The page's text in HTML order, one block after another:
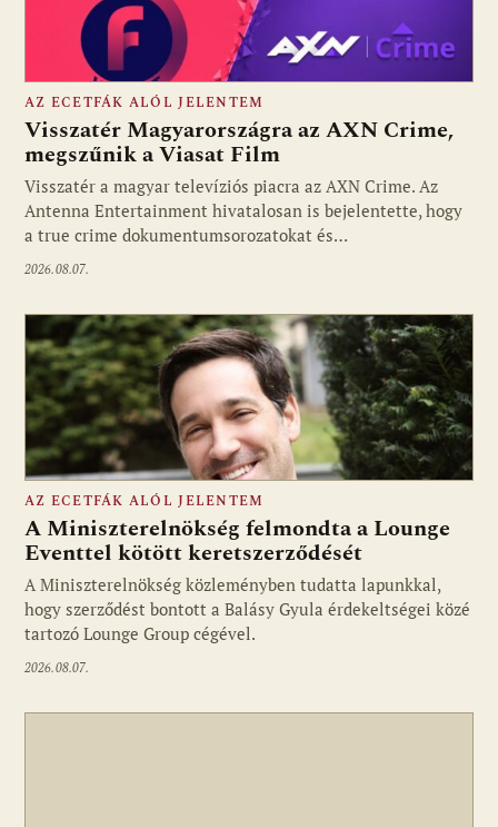
Fotó: media1.hu
AZ ECETFÁK ALÓL JELENTEM
Visszatér Magyarországra az AXN Crime,
megszűnik a Viasat Film
Visszatér a magyar televíziós piacra az AXN Crime. Az
Antenna Entertainment hivatalosan is bejelentette, hogy
a true crime dokumentumsorozatokat és…
2026.08.07.
Fotó: media1.hu
AZ ECETFÁK ALÓL JELENTEM
A Miniszterelnökség felmondta a Lounge
Eventtel kötött keretszerződését
A Miniszterelnökség közleményben tudatta lapunkkal,
hogy szerződést bontott a Balásy Gyula érdekeltségei közé
tartozó Lounge Group cégével.
2026.08.07.